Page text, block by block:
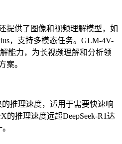
提供了图像和视频理解模型，如
，支持多模态任务。GLM-4V-
能力，为长视频理解和分析领
案。
推理速度，适用于需要快速响
推理速度远超DeepSeek-R1达